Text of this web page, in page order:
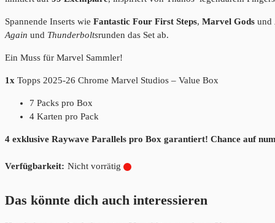
Spannende Inserts wie Fantastic Four First Steps, Marvel Gods und
Again und Thunderboltsrunden das Set ab.
Ein Muss für Marvel Sammler!
1x Topps 2025-26 Chrome Marvel Studios – Value Box
7 Packs pro Box
4 Karten pro Pack
4 exklusive Raywave Parallels pro Box garantiert! Chance auf
Nicht vorrätig
Das könnte dich auch interessieren